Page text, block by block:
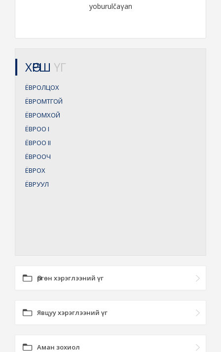
yoburulčaγan
ХӨРШ ҮГ
ЁВРОЛЦОХ
ЁВРОМТГОЙ
ЁВРОМХОЙ
ЁВРОО I
ЁВРОО II
ЁВРООЧ
ЁВРОХ
ЁВРУУЛ
Өргөн хэрэглээний үг
Явцуу хэрэглээний үг
Аман зохиол